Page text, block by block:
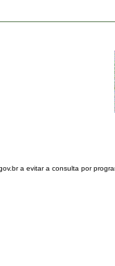
a evitar a consulta por